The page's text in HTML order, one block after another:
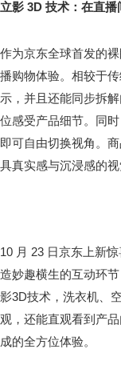
立影 3D 技术： 在直播
作为京东全球首发的
播购物体验。相较于
示，并且还能同步拆
位感受产品细节。同
即可自由切换视角。
具真实感与沉浸感的
10 月 23 日京东上新
造妙趣横生的互动环
影3D技术，洗衣机、
观，还能直观看到产
成的全方位体验。